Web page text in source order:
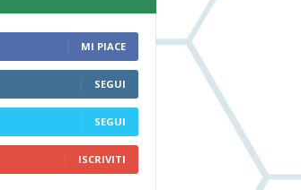
MI PIACE
SEGUI
SEGUI
ISCRIVITI